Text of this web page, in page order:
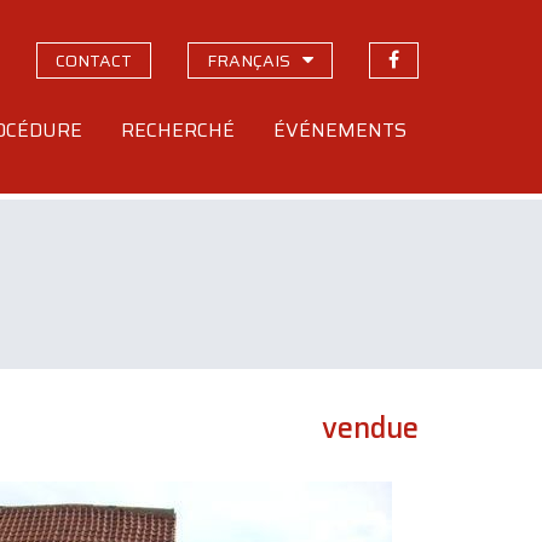
CONTACT FRANÇAIS
RECHERCHÉ ÉVÉNEMENTS
vendue